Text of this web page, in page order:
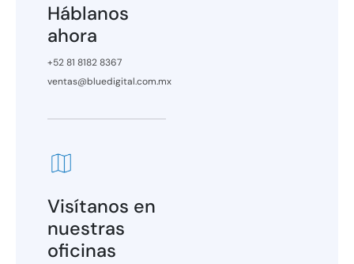
Háblanos
ahora
+52 81 8182 8367
ventas@bluedigital.com.mx
Visítanos en
nuestras
oficinas